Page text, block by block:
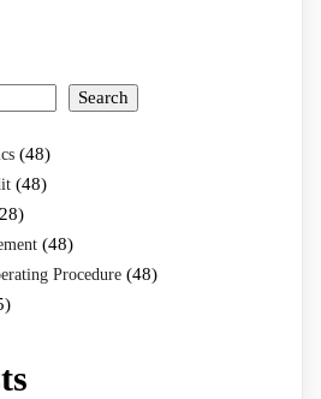
Search
(48)
(48)
(48)
Procedure (48)